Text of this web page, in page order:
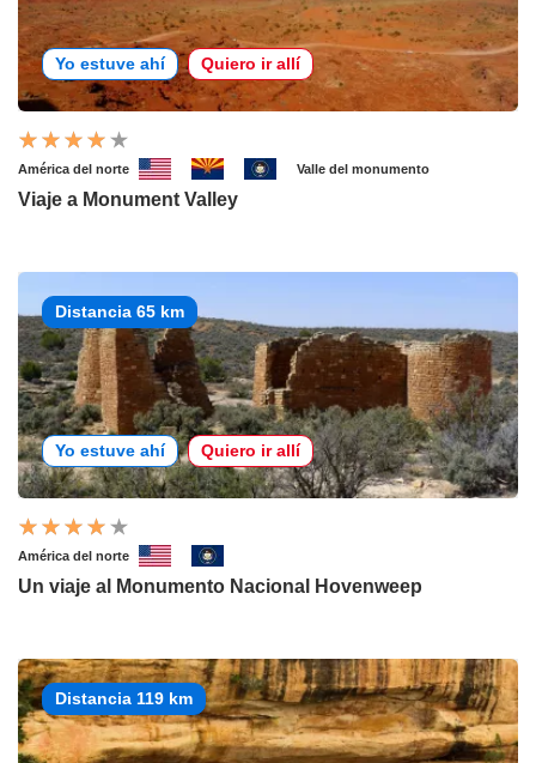
Yo estuve ahí Quiero ir allí
América del norte Valle del monumento
Viaje a Monument Valley
Distancia 65 km
Yo estuve ahí Quiero ir allí
América del norte
Un viaje al Monumento Nacional Hovenweep
Distancia 119 km